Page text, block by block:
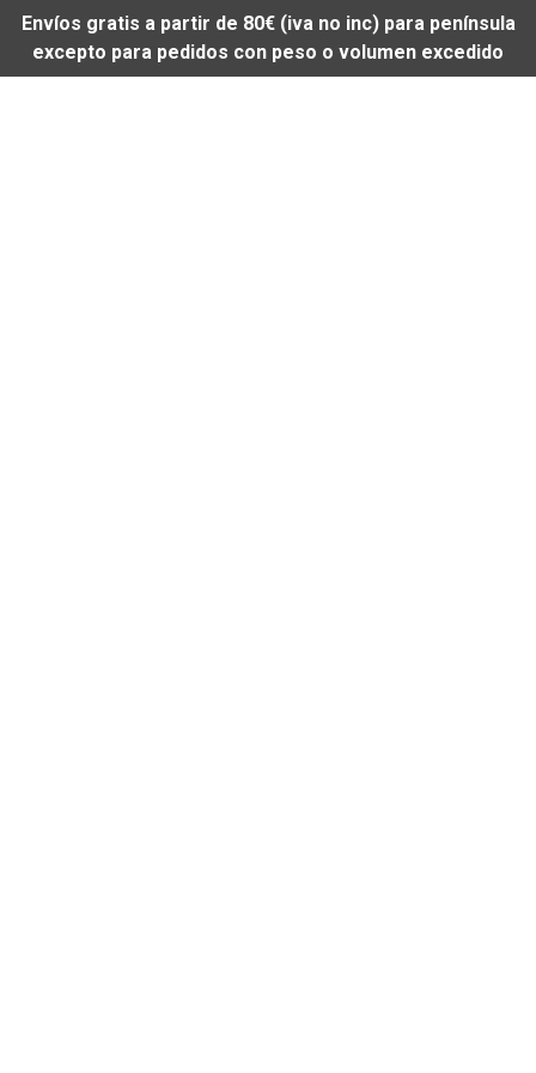
Envíos gratis a partir de 80€ (iva no inc) para península
excepto para pedidos con peso o volumen excedido